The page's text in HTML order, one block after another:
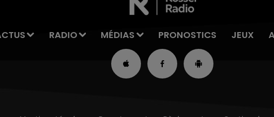
RADIO MÉDIAS PRONOSTICS JEUX